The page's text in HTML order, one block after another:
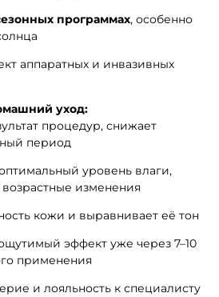
программах, особенно
аппаратных и инвазивных
уход:
процедур, снижает
период
уровень влаги,
изменения
кожи и выравнивает её тон
эффект уже через 7–10
применения
и лояльность к специалисту